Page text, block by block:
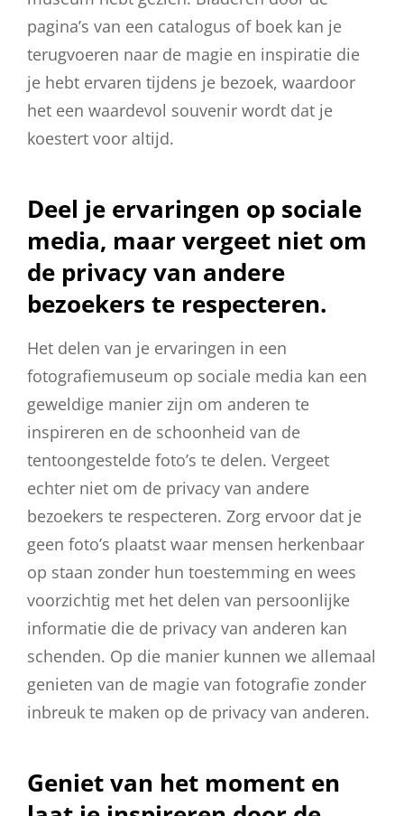
pagina’s van een catalogus of boek kan je
terugvoeren naar de magie en inspiratie die
je hebt ervaren tijdens je bezoek, waardoor
het een waardevol souvenir wordt dat je
koestert voor altijd.
Deel je ervaringen op sociale
media, maar vergeet niet om
de privacy van andere
bezoekers te respecteren.
Het delen van je ervaringen in een
fotografiemuseum op sociale media kan een
geweldige manier zijn om anderen te
inspireren en de schoonheid van de
tentoongestelde foto’s te delen. Vergeet
echter niet om de privacy van andere
bezoekers te respecteren. Zorg ervoor dat je
geen foto’s plaatst waar mensen herkenbaar
op staan zonder hun toestemming en wees
voorzichtig met het delen van persoonlijke
informatie die de privacy van anderen kan
schenden. Op die manier kunnen we allemaal
genieten van de magie van fotografie zonder
inbreuk te maken op de privacy van anderen.
Geniet van het moment en